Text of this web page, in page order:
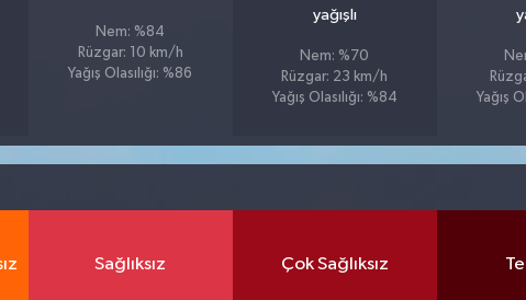
Nem: %84
Rüzgar: 10 km/h
Yağış Olasılığı: %86
yağışlı
Nem: %70
Rüzgar: 23 km/h
Yağış Olasılığı: %84
Yağış
Sağlıksız Çok Sağlıksız